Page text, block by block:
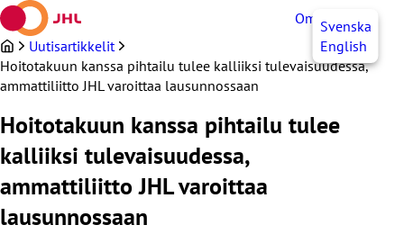
Siirry
sisältöön
OmaJHLSvenska
English
Uutisartikkelit
Hoitotakuun kanssa pihtailu tulee kalliiksi tulevaisuudessa,
ammattiliitto JHL varoittaa lausunnossaan
Hoitotakuun kanssa pihtailu tulee
kalliiksi tulevaisuudessa,
ammattiliitto JHL varoittaa
lausunnossaan